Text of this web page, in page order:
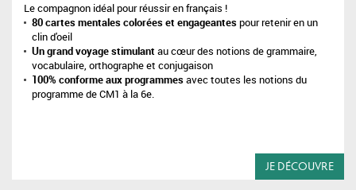
Le compagnon idéal pour réussir en français !
80 cartes mentales colorées et engageantespour retenir en un
clin d'oeil
Un grand voyage stimulant au cœur des notions de grammaire,
vocabulaire, orthographe et conjugaison
100% conforme aux programmesavec toutes les notions du
programme de CM1 à la 6e.
JE DÉCOUVRE